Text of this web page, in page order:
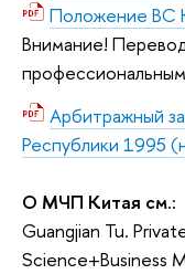
Положение ВС
Внимание!
профессиональным
Арбитражный
Республики 1995
О МЧП Китая см.:
Guangjian Tu.
Science+Business